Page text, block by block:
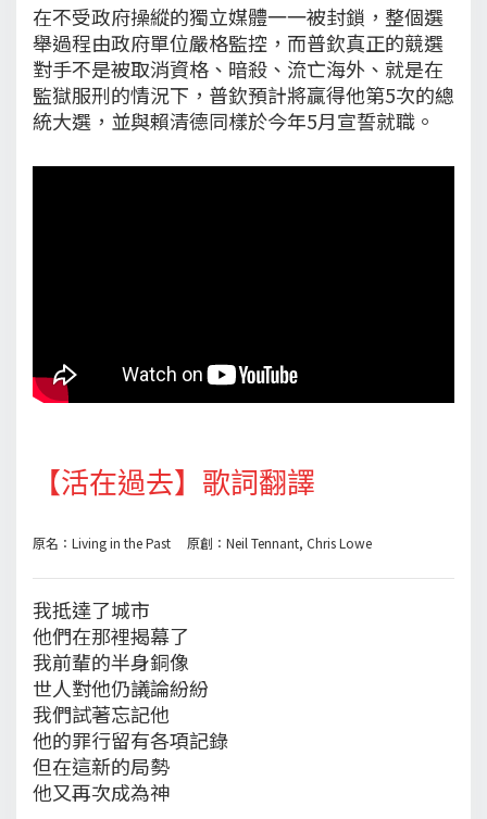
在不受政府操縱的獨立媒體一一被封鎖，整個選
舉過程由政府單位嚴格監控，而普欽真正的競選
對手不是被取消資格、暗殺、流亡海外、就是在
監獄服刑的情況下，普欽預計將贏得他第5次的總
統大選，並與賴清德同樣於今年5月宣誓就職。
【活在過去】歌詞翻譯
原名：Living in the Past 原創：Neil Tennant, Chris Lowe
我抵達了城市
他們在那裡揭幕了
我前輩的半身銅像
世人對他仍議論紛紛
我們試著忘記他
他的罪行留有各項記錄
但在這新的局勢
他又再次成為神